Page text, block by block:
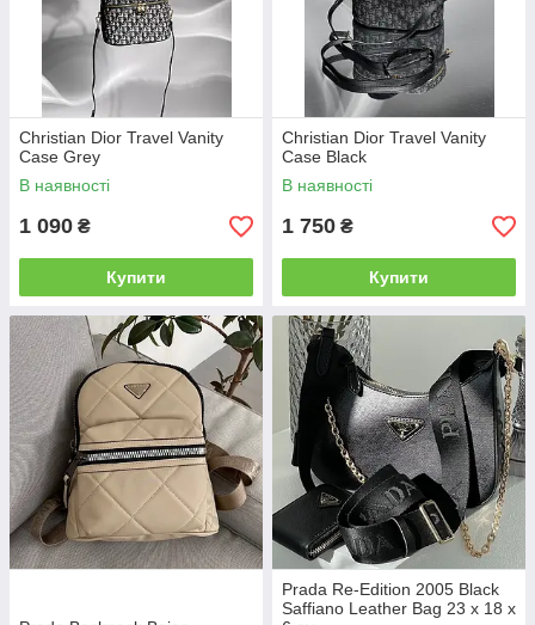
Christian Dior Travel Vanity
Case Grey
В наявності
1 090 ₴
Купити
Christian Dior Travel Vanity
Case Black
В наявності
1 750 ₴
Купити
Prada Re-Edition 2005 Black
Saffiano Leather Bag 23 х 18 х